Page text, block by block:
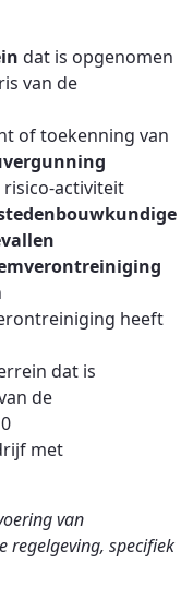
dat is opgenomen
van de
of toekenning van
risico-activiteit
heeft
dat is
de
met
van
regelgeving, specifiek